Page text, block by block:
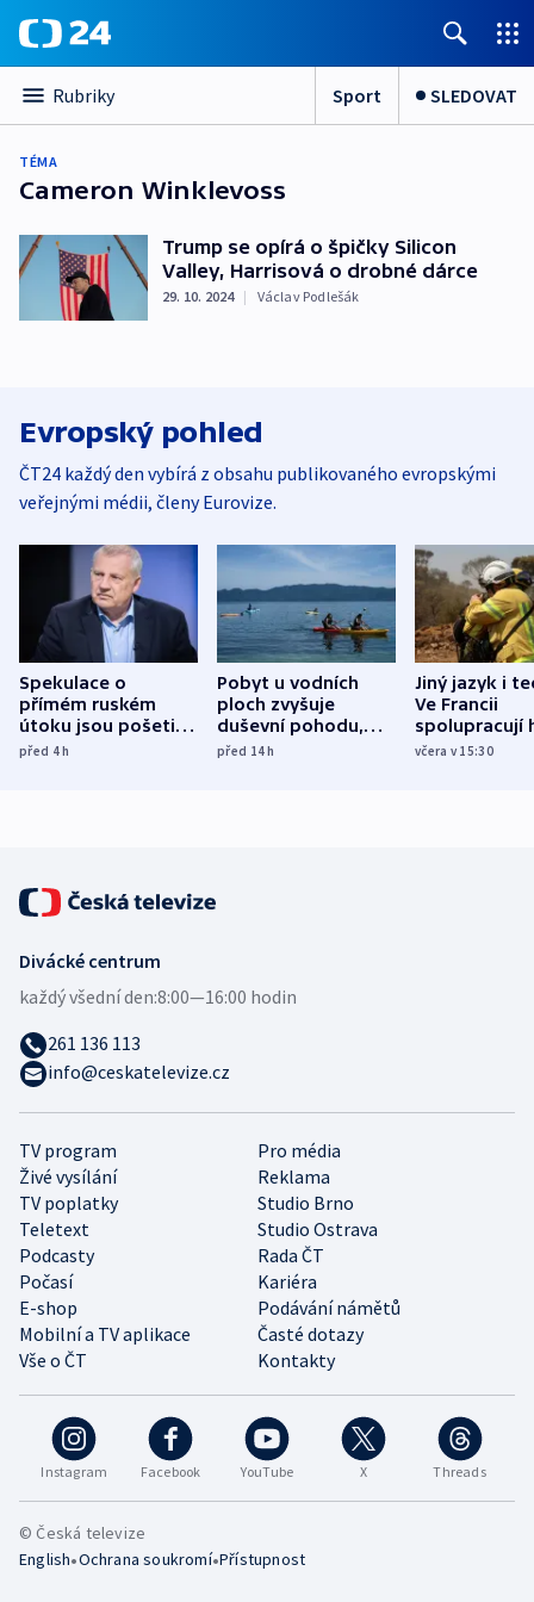
Rubriky Sport SLEDOVAT
TÉMA
Cameron Winklevoss
Trump se opírá o špičky Silicon
Valley, Harrisová o drobné dárce
29. 10. 2024 | Václav Podlešák
Evropský pohled
ČT24 každý den vybírá z obsahu publikovaného evropskými
veřejnými médii, členy Eurovize.
Spekulace o
přímém ruském
útoku jsou pošetilé,
míní estonský
před 4h
Pobyt u vodních
ploch zvyšuje
duševní pohodu,
ukázala
před 14h
Jiný jazyk i
Ve Francii
spolupracují
různých zemí
včera v 15:30
Instagram Facebook YouTube X Threads
TV program
Pro média
Živé vysílání
Reklama
TV poplatky
Studio Brno
Teletext
Studio Ostrava
Podcasty
Rada ČT
Počasí
Kariéra
E-shop
Podávání námětů
Mobilní a TV aplikace
Časté dotazy
Vše o ČT
Kontakty
Divácké centrum
každý všední den:8:00—16:00 hodin
261 136 113
info@ceskatelevize.cz
© Česká televize
English•Ochrana soukromí•Přístupnost